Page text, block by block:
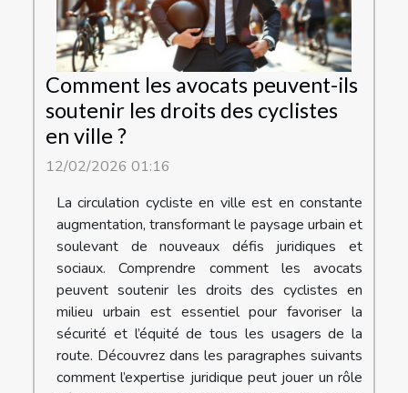
Comment les avocats peuvent-ils
soutenir les droits des cyclistes
en ville ?
12/02/2026 01:16
La circulation cycliste en ville est en constante
augmentation, transformant le paysage urbain et
soulevant de nouveaux défis juridiques et
sociaux. Comprendre comment les avocats
peuvent soutenir les droits des cyclistes en
milieu urbain est essentiel pour favoriser la
sécurité et l’équité de tous les usagers de la
route. Découvrez dans les paragraphes suivants
comment l’expertise juridique peut jouer un rôle